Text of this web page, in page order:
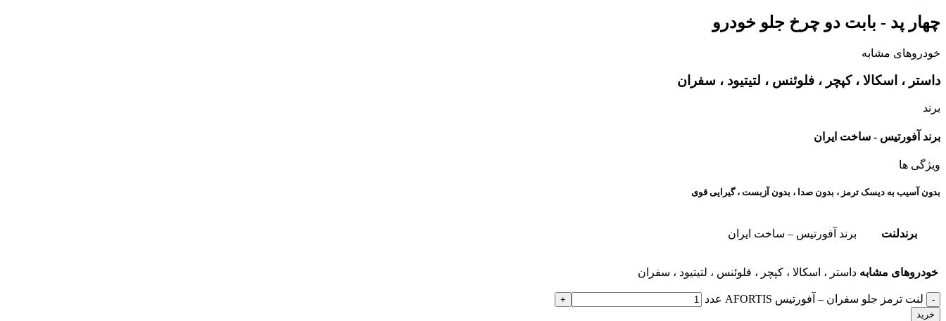
چهار پد - بابت دو چرخ جلو خودرو
خودروهای مشابه
داستر ، اسکالا ، کپچر ، فلوئنس ، لتیتیود ، سفران
برند
برند آفورتیس - ساخت ایران
ویژگی ها
بدون آسیب به دیسک ترمز ، بدون صدا ، بدون آزبست ، گیرایی قوی​
برندلنت برند آفورتیس – ساخت ایران
خودروهای مشابه داستر ، اسکالا ، کپچر ، فلوئنس ، لتیتیود ، سفران
لنت ترمز جلو سفران – آفورتیس AFORTIS عدد
خرید